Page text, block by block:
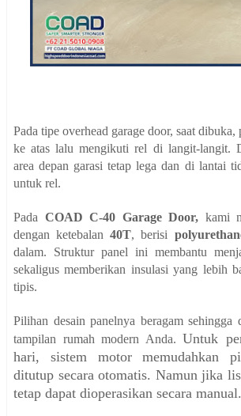
Pada tipe overhead garage door, saat
ke atas lalu mengikuti rel di langit-langit.
area depan garasi tetap lega dan di lantai
untuk rel.
Pada COAD C-40 Garage Door, kami
dengan ketebalan40T, berisi
dalam. Struktur panel ini membantu
sekaligus memberikan insulasi yang lebih
tipis.
Pilihan desain panelnya beragam sehingga
tampilan rumah modern Anda. Untuk
hari, sistem motor memudahkan
ditutup secara otomatis. Namun jika
tetap dapat dioperasikan secara manual.